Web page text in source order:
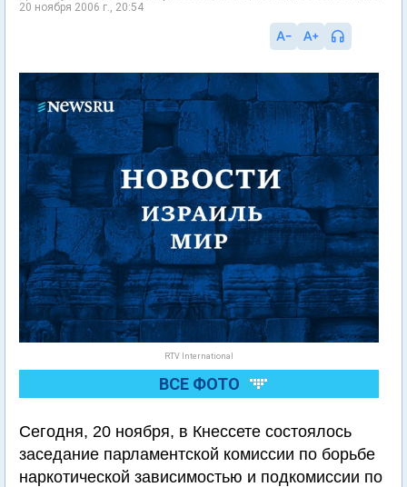
20 ноября 2006 г., 20:54
RTV International
ВСЕ ФОТО
Сегодня, 20 ноября, в Кнессете состоялось
заседание парламентской комиссии по борьбе
наркотической зависимостью и подкомиссии по